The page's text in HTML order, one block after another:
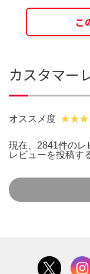
こ
カスタマー
オススメ度
現在、2841件のレ
レビューを投稿す